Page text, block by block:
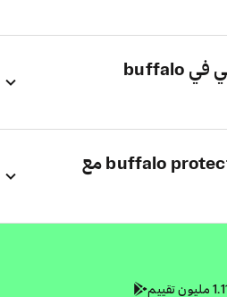
كيف استخدم عروض تابي في buffalo
ما مزايا التسوّق من buffalo protection مع